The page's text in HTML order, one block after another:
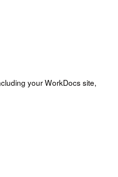
your WorkDocs site,